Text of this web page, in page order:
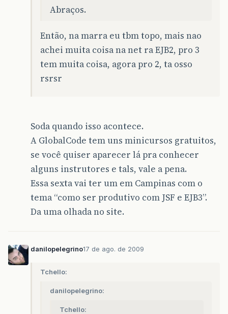
Abraços.
Então, na marra eu tbm topo, mais nao
achei muita coisa na net ra EJB2, pro 3
tem muita coisa, agora pro 2, ta osso
rsrsr
Soda quando isso acontece.
A GlobalCode tem uns minicursos gratuitos,
se você quiser aparecer lá pra conhecer
alguns instrutores e tals, vale a pena.
Essa sexta vai ter um em Campinas com o
tema “como ser produtivo com JSF e EJB3”.
Da uma olhada no site.
danilopelegrino17 de ago. de 2009
Tchello:
danilopelegrino:
Tchello: